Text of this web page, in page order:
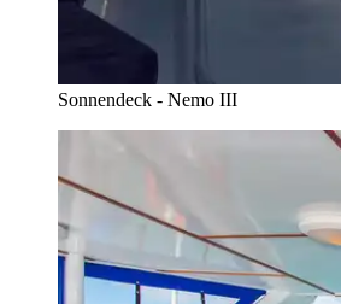
Sonnendeck - Nemo III